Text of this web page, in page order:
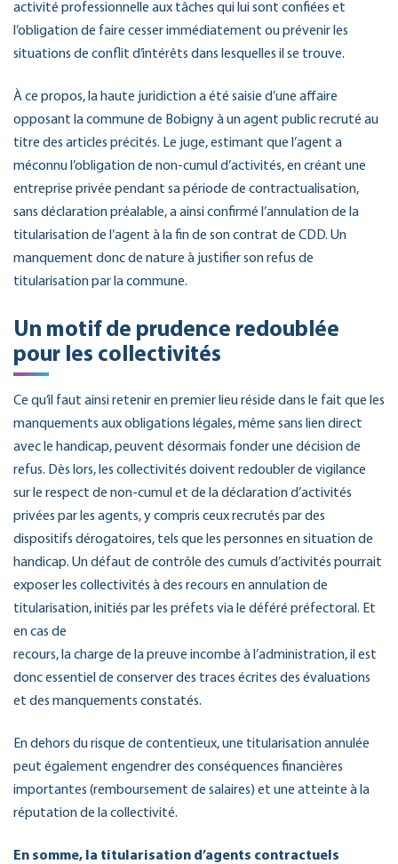
activité professionnelle aux tâches qui lui sont confiées et
l’obligation de faire cesser immédiatement ou prévenir les
situations de conflit d’intérêts dans lesquelles il se trouve.
À ce propos, la haute juridiction a été saisie d’une affaire
opposant la commune de Bobigny à un agent public recruté au
titre des articles précités. Le juge, estimant que l’agent a
méconnu l’obligation de non-cumul d’activités, en créant une
entreprise privée pendant sa période de contractualisation,
sans déclaration préalable, a ainsi confirmé l’annulation de la
titularisation de l’agent à la fin de son contrat de CDD. Un
manquement donc de nature à justifier son refus de
titularisation par la commune.
Un motif de prudence redoublée
pour les collectivités
Ce qu’il faut ainsi retenir en premier lieu réside dans le fait que les
manquements aux obligations légales, même sans lien direct
avec le handicap, peuvent désormais fonder une décision de
refus. Dès lors, les collectivités doivent redoubler de vigilance
sur le respect de non-cumul et de la déclaration d’activités
privées par les agents, y compris ceux recrutés par des
dispositifs dérogatoires, tels que les personnes en situation de
handicap. Un défaut de contrôle des cumuls d’activités pourrait
exposer les collectivités à des recours en annulation de
titularisation, initiés par les préfets via le déféré préfectoral. Et
en cas de
recours, la charge de la preuve incombe à l’administration, il est
donc essentiel de conserver des traces écrites des évaluations
et des manquements constatés.
En dehors du risque de contentieux, une titularisation annulée
peut également engendrer des conséquences financières
importantes (remboursement de salaires) et une atteinte à la
réputation de la collectivité.
En somme, la titularisation d’agents contractuels